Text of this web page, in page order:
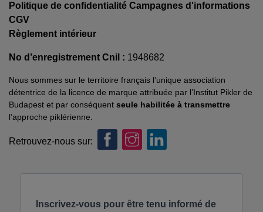
Politique de confidentialité Campagnes d'informations
CGV
Règlement intérieur
No d’enregistrement Cnil : 1948682
Nous sommes sur le territoire français l’unique association
détentrice de la licence de marque attribuée par l’Institut Pikler de
Budapest et par conséquent seule habilitée à transmettre
l’approche piklérienne.
Retrouvez-nous sur: